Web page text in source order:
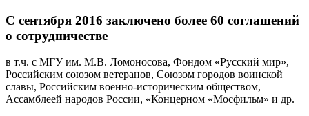
С сентября 2016 заключено более 60 соглашений
о сотрудничестве
в т.ч. с МГУ им. М.В. Ломоносова, Фондом «Русский мир»,
Российским союзом ветеранов, Союзом городов воинской
славы, Российским военно-историческим обществом,
Ассамблеей народов России, «Концерном «Мосфильм» и др.